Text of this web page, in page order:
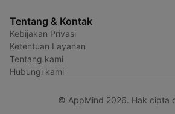
Tentang & Kontak
Kebijakan Privasi
Ketentuan Layanan
Tentang kami
Hubungi kami
© AppMind 2026. Hak cipta